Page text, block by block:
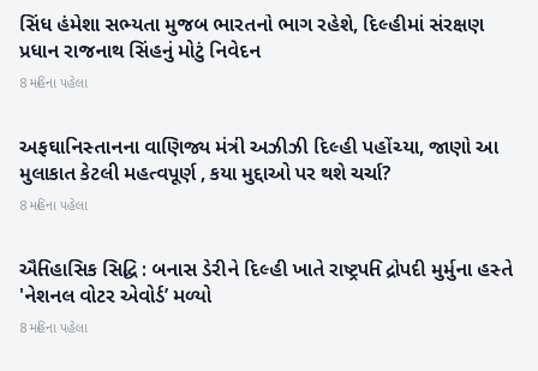
રાષ્ટ્રીય
સિંધ હંમેશા સભ્યતા મુજબ ભારતનો ભાગ રહેશે, દિલ્હીમાં સંરક્ષણ
પ્રધાન રાજનાથ સિંહનું મોટું નિવેદન
8 મહિના પહેલા
આંતરરાષ્ટ્રીય
અફઘાનિસ્તાનના વાણિજ્ય મંત્રી અઝીઝી દિલ્હી પહોંચ્યા, જાણો આ
મુલાકાત કેટલી મહત્વપૂર્ણ , કયા મુદ્દાઓ પર થશે ચર્ચા?
8 મહિના પહેલા
બનાસકાંઠા
ઐતિહાસિક સિદ્ધિ : બનાસ ડેરીને દિલ્હી ખાતે રાષ્ટ્રપતિ દ્રોપદી મુર્મુના હસ્તે
'નેશનલ વોટર એવોર્ડ’ મળ્યો
8 મહિના પહેલા